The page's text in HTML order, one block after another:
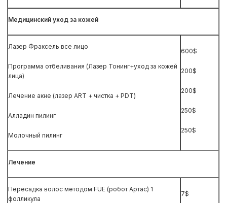
Медицинский уход за кожей
Лазер Фраксель все лицо
Программа отбеливания (Лазер Тонинг+уход за кожей
лица)
Лечение акне (лазер ARТ + чистка + РDТ)
Алладин пилинг
Молочный пилинг
600$
200$
200$
250$
250$
Лечение
Пересадка волос методом FUE (робот Артас) 1
фолликула
7$